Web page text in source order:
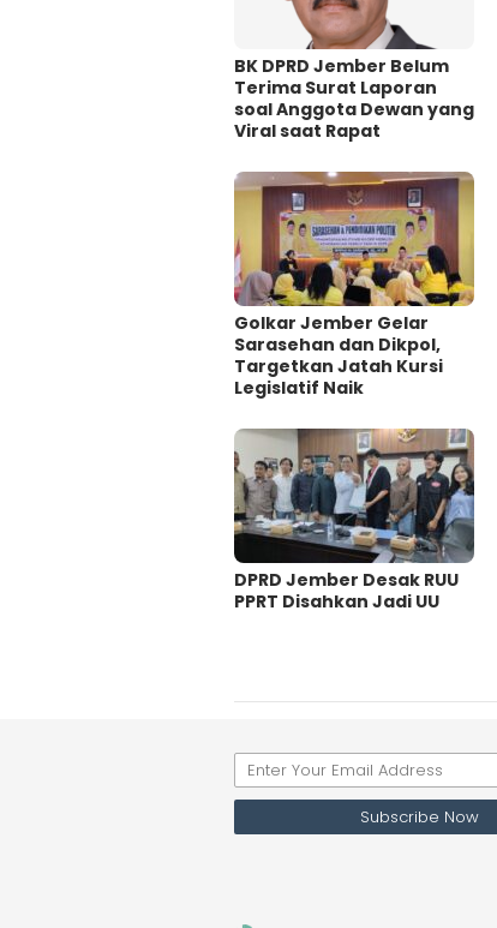
BK DPRD Jember Belum
Terima Surat Laporan
soal Anggota Dewan yang
Viral saat Rapat
Golkar Jember Gelar
Sarasehan dan Dikpol,
Targetkan Jatah Kursi
Legislatif Naik
DPRD Jember Desak RUU
PPRT Disahkan Jadi UU